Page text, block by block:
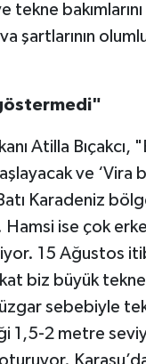
tekne
şartlarının
Atilla Bıçakcı,
ve
Karadeniz
ise çok
15 Ağustos
biz büyük
sebebiyle
1,5-2 metre